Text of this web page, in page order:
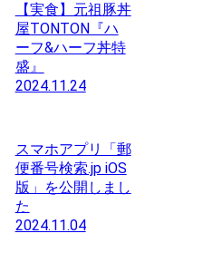
【実食】元祖豚丼
屋TONTON『ハ
ーフ&ハーフ丼特
盛』
2024.11.24
スマホアプリ「郵
便番号検索.jp iOS
版」を公開しまし
た
2024.11.04